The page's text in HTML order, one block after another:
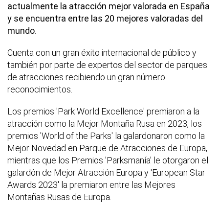
actualmente la atracción mejor valorada en España
y se encuentra entre las 20 mejores valoradas del
mundo
Cuenta con un gran éxito internacional de público y
también por parte de expertos del sector de parques
de atracciones recibiendo un gran número
reconocimientos.
Los premios 'Park World Excellence' premiaron a la
atracción como la Mejor Montaña Rusa en 2023, los
premios 'World of the Parks' la galardonaron como la
Mejor Novedad en Parque de Atracciones de Europa,
mientras que los Premios 'Parksmanía' le otorgaron el
galardón de Mejor Atracción Europa y 'European Star
Awards 2023' la premiaron entre las Mejores
Montañas Rusas de Europa.